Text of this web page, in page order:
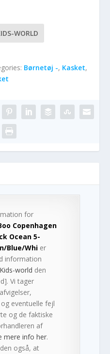
WORLD
Børnetøj -, Kasket,
for
Copenhagen
Ocean 5-
Blue/Whi er
information
Kids-world den
Vi tager
eventuelle fejl
og de faktiske
af
mere info her.
også, at